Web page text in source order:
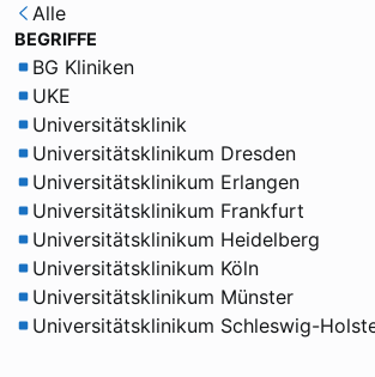
Alle
BEGRIFFE
BG Kliniken
UKE
Universitätsklinik
Universitätsklinikum Dresden
Universitätsklinikum Erlangen
Universitätsklinikum Frankfurt
Universitätsklinikum Heidelberg
Universitätsklinikum Köln
Universitätsklinikum Münster
Universitätsklinikum Schleswig-